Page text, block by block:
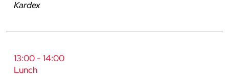
Kardex
13:00 - 14:00
Lunch